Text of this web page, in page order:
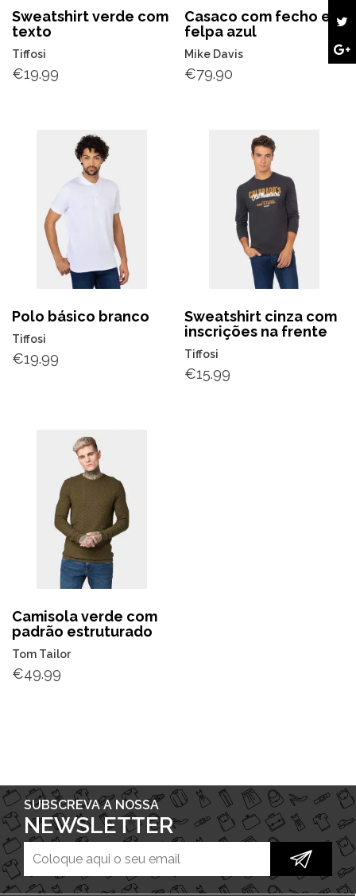
Sweatshirt verde com
texto
Tiffosi
€19.99
Casaco com fecho em
felpa azul
Mike Davis
€79.90
Polo básico branco
Tiffosi
€19.99
Sweatshirt cinza com
inscrições na frente
Tiffosi
€15.99
Camisola verde com
padrão estruturado
Tom Tailor
€49.99
SUBSCREVA A NOSSA
NEWSLETTER